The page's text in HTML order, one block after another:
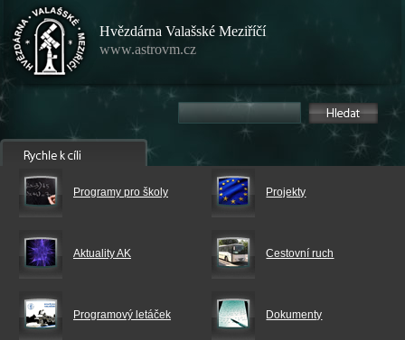
Hvězdárna Valašské Meziříčí
www.astrovm.cz
Programy pro školy Projekty
Aktuality AK Cestovní ruch
Programový letáček Dokumenty